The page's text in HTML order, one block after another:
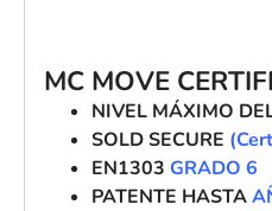
MC MOVE
NIVEL MÁXIMO
SOLD SECURE
EN1303 GRADO 6
PATENTE HASTA